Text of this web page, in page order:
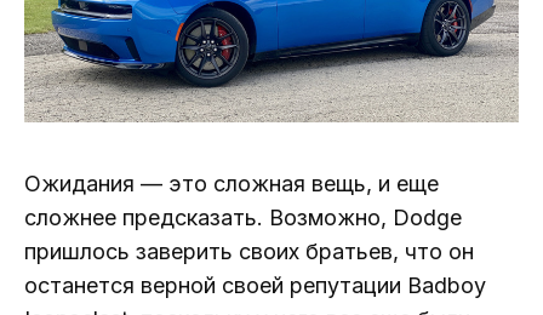
Ожидания — это сложная вещь, и еще
сложнее предсказать. Возможно, Dodge
пришлось заверить своих братьев, что он
останется верной своей репутации Badboy